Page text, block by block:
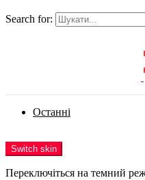
Search for:
Останні
Switch skin
Переключіться на темний